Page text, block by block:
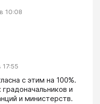
10:08
17:55
с этим на 100%.
и
и министерств.